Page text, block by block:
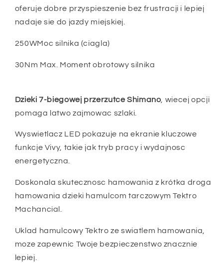
oferuje dobre przyspieszenie bez frustracji i lepiej
nadaje sie do jazdy miejskiej.
250WMoc silnika (ciagla)
30Nm Max. Moment obrotowy silnika
Dzieki 7-biegowej przerzutce Shimano , wiecej opcji
pomaga latwo zajmowac szlaki.
Wyswietlacz LED pokazuje na ekranie kluczowe
funkcje Vivy, takie jak tryb pracy i wydajnosc
energetyczna.
Doskonala skutecznosc hamowania z krótka droga
hamowania dzieki hamulcom tarczowym Tektro
Machancial.
Uklad hamulcowy Tektro ze swiatlem hamowania,
moze zapewnic Twoje bezpieczenstwo znacznie
lepiej.